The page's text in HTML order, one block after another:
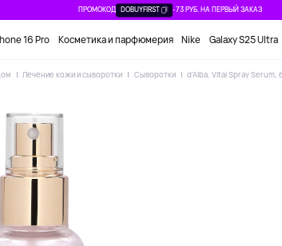
ПРОМОКОД DOBUYFIRST -73 РУБ. НА ПЕРВЫЙ ЗАКАЗ
16 Pro Косметика и парфюмерия Nike Galaxy S25 Ultra
Лечение кожи и сыворотки Сыворотки d'Alba, Vital Spray